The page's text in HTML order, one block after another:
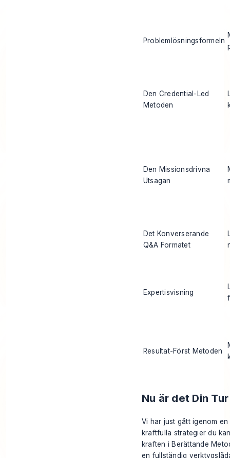
Problemlösningsformeln
Den Credential-Led
Metoden
Den Missionsdrivna
Utsagan
Det Konverserande
Q&A Formatet
Expertisvisning
Resultat-Först Metoden
Nu är det Din
Vi har just gått igenom
kraftfulla strategier du
kraften i Berättande
en fullständig